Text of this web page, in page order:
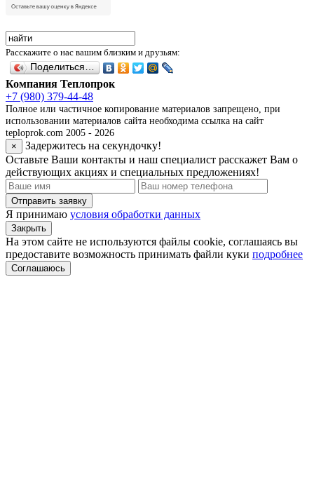
Расскажите о нас вашим близким и друзьям:
Поделиться…
Компания Теплопрок
+7 (980) 379-44-48
Полное или частичное копирование материалов запрещено, при
использовании материалов сайта необходима ссылка на сайт
teploprok.com 2005 - 2026
×
Задержитесь на секундочку!
Оставьте Ваши контакты и наш специалист расскажет Вам о
действующих акциях и специальных предложениях!
Отправить заявку
Я принимаю условия обработки данных
Закрыть
На этом сайте не используются файлы cookie, соглашаясь вы
предоставите возможность принимать файли куки подробнее
Соглашаюсь